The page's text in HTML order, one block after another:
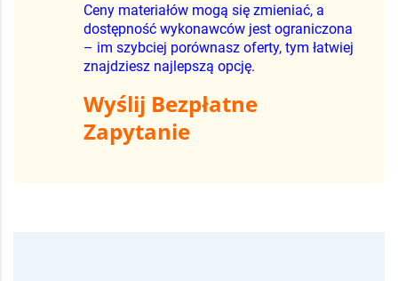
Ceny materiałów mogą się zmieniać, a
dostępność wykonawców jest ograniczona
– im szybciej porównasz oferty, tym łatwiej
znajdziesz najlepszą opcję.
Wyślij Bezpłatne
Zapytanie